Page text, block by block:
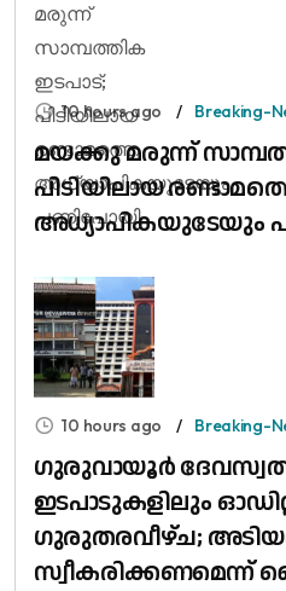
10 hours ago Breaking-
മയക്കു മരുന്ന്
പിടിയിലായ
അധ്യാപികയുടേയും
10 hours ago Breaking-
ഗുരുവായൂർ
ഇടപാടുകളിലും
ഗുരുതരവീഴ്ച;
സ്വീകരിക്കണമെന്ന്